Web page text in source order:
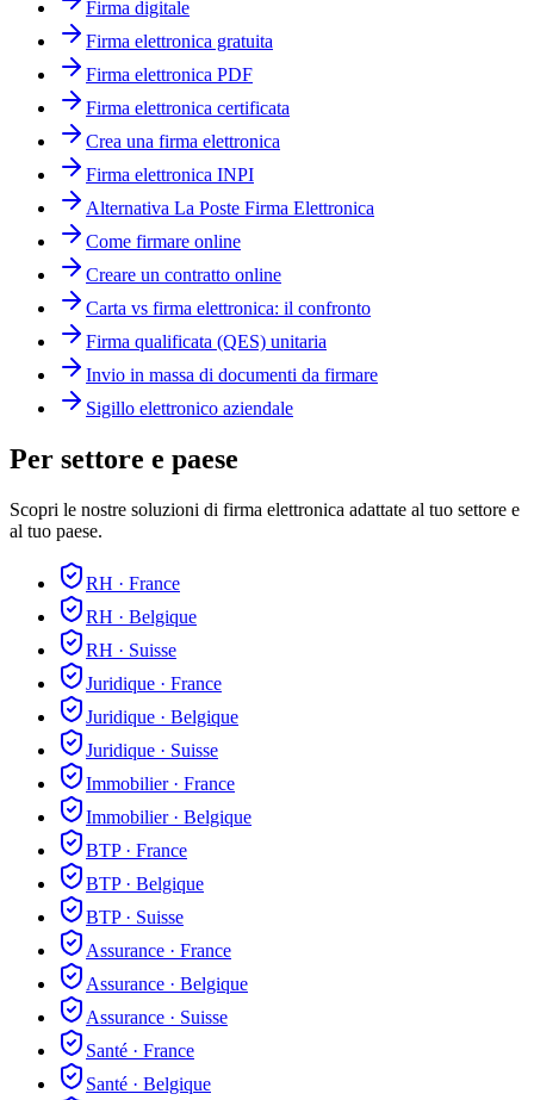
Firma digitale
Firma elettronica gratuita
Firma elettronica PDF
Firma elettronica certificata
Crea una firma elettronica
Firma elettronica INPI
Alternativa La Poste Firma Elettronica
Come firmare online
Creare un contratto online
Carta vs firma elettronica: il confronto
Firma qualificata (QES) unitaria
Invio in massa di documenti da firmare
Sigillo elettronico aziendale
Per settore e paese
Scopri le nostre soluzioni di firma elettronica adattate al tuo settore e
al tuo paese.
RH · France
RH · Belgique
RH · Suisse
Juridique · France
Juridique · Belgique
Juridique · Suisse
Immobilier· France
Immobilier· Belgique
BTP· France
BTP· Belgique
BTP· Suisse
Assurance · France
Assurance · Belgique
Assurance · Suisse
Santé · France
Santé · Belgique